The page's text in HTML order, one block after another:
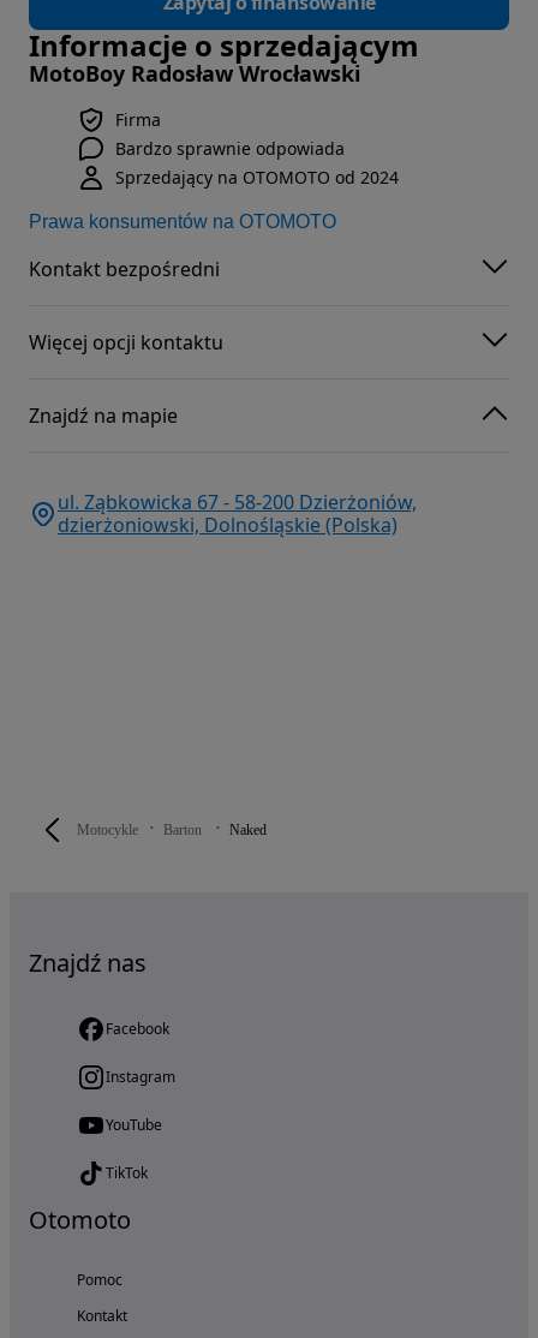
Motocykle Barton Naked
Informacje o sprzedającym
MotoBoy Radosław Wrocławski
Firma
Bardzo sprawnie odpowiada
Sprzedający na OTOMOTO od 2024
Prawa konsumentów na OTOMOTO
Kontakt bezpośredni
Więcej opcji kontaktu
Znajdź na mapie
ul. Ząbkowicka 67 - 58-200 Dzierżoniów,
dzierżoniowski, Dolnośląskie (Polska)
Znajdź nas
Facebook
Instagram
YouTube
TikTok
Otomoto
Pomoc
Kontakt